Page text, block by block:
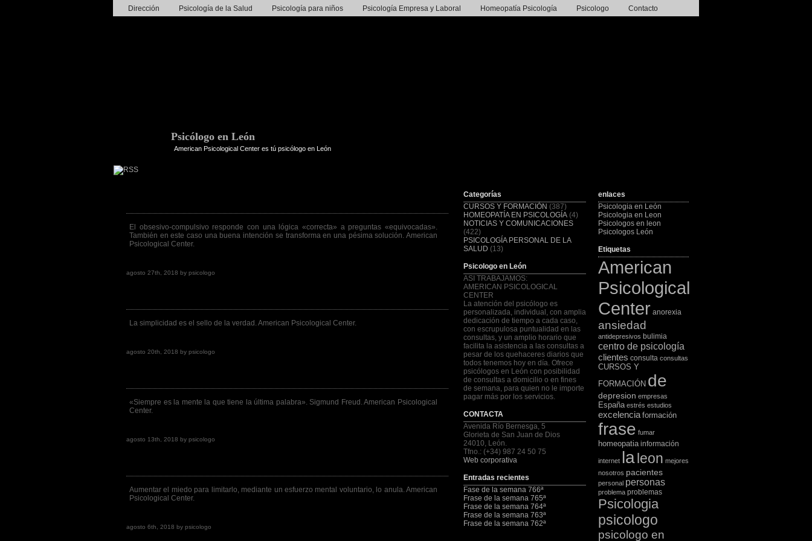
Dirección Psicología de la Salud Psicología para niños Psicología Empresa y Laboral Homeopatía Psicología Psicologo Contacto
Psicólogo en León
American Psicological Center es tú psicólogo en León
El obsesivo-compulsivo responde con una lógica «correcta» a preguntas «equivocadas».
También en este caso una buena intención se transforma en una pésima solución. American
Psicological Center.
agosto 27th, 2018 by psicologo
La simplicidad es el sello de la verdad. American Psicological Center.
agosto 20th, 2018 by psicologo
«Siempre es la mente la que tiene la última palabra». Sigmund Freud. American Psicological
Center.
agosto 13th, 2018 by psicologo
Aumentar el miedo para limitarlo, mediante un esfuerzo mental voluntario, lo anula. American
Psicological Center.
agosto 6th, 2018 by psicologo
Categorías
CURSOS Y FORMACIÓN (387)
HOMEOPATÍA EN PSICOLOGÍA (4)
NOTICIAS Y COMUNICACIONES
(422)
PSICOLOGÍA PERSONAL DE LA
SALUD (13)
Psicologo en León
ASI TRABAJAMOS:
AMERICAN PSICOLOGICAL
CENTER
La atención del psicólogo es
personalizada, individual, con amplia
dedicación de tiempo a cada caso,
con escrupulosa puntualidad en las
consultas, y un amplio horario que
facilita la asistencia a las consultas a
pesar de los quehaceres diarios que
todos tenemos hoy en día. Ofrece
psicólogos en León con posibilidad
de consultas a domicilio o en fines
de semana, para quien no le importe
pagar más por los servicios.
CONTACTA
Avenida Río Bernesga, 5
Glorieta de San Juan de Dios
24010, León.
Tfno.: (+34) 987 24 50 75
Web corporativa
Entradas recientes
Fase de la semana 766ª
Frase de la semana 765ª
Frase de la semana 764ª
Frase de la semana 763ª
Frase de la semana 762ª
enlaces
Psicologia en León
Psicologia en Leon
Psicologos en leon
Psicologos León
Etiquetas
American
Psicological
Center anorexia
ansiedad
antidepresivos bulimia
centro de psicología
clientes consulta consultas
CURSOS Y
FORMACIÓN de
depresion empresas
España estrés estudios
excelencia formación
frase fumar
homeopatia información
internet laleon mejores
nosotros pacientes
personal personas
problema problemas
Psicologia
psicologo
psicologo en